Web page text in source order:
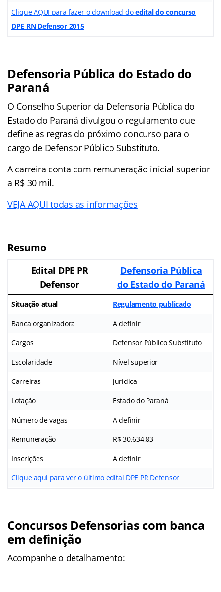
Clique AQUI para fazer o download doedital do concurso
DPE RN Defensor 2015
Defensoria Pública do Estado do
Paraná
O Conselho Superior da Defensoria Pública do
Estado do Paraná divulgou o regulamento que
define as regras do próximo concurso para o
cargo de Defensor Público Substituto.
A carreira conta com remuneração inicial superior
a R$ 30 mil.
VEJA AQUI todas as informações
Resumo
Edital DPE PR
Defensor
Defensoria Pública
do Estado do Paraná
Situação atual Regulamento publicado
Banca organizadora A definir
Cargos Defensor Público Substituto
Escolaridade Nível superior
Carreiras jurídica
Lotação Estado do Paraná
Número de vagas A definir
Remuneração R$ 30.634,83
Inscrições A definir
Clique aqui para ver o último edital DPE PR Defensor
Concursos Defensorias com banca
em definição
Acompanhe o detalhamento: